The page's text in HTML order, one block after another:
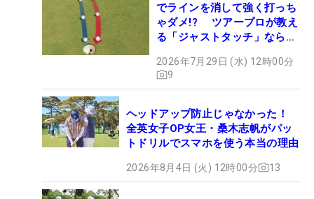
でラインを消して強く打っち
ゃダメ!? ツアープロが教え
る「ジャストタッチ」なら3
2026年7月29日 (水) 12時00分
9
ヘッドアップ防止じゃなかった！
全英女子OP女王・桑木志帆がパッ
トドリルでスマホを使う本当の理由
2026年8月4日 (火) 12時00分 13